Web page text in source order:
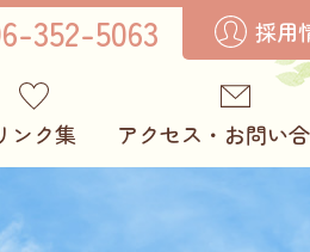
352-5063 採用
ンク集 アクセス・お問い